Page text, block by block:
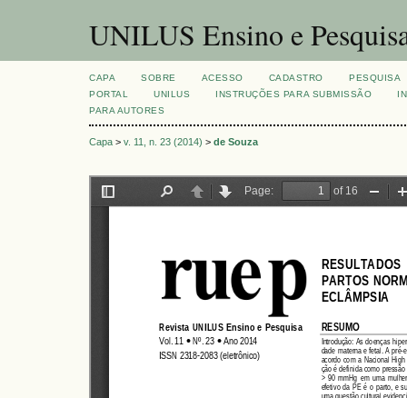
UNILUS Ensino e
CAPA SOBRE ACESSO CADASTRO
PESQUISA
PORTAL
UNILUS INSTRUÇÕES PARA SUBMISSÃO
PARA AUTORES
Capa > v. 11, n. 23 (2014) > de Souza